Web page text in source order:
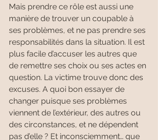
Mais prendre ce rôle est aussi une
manière de trouver un coupable à
ses problèmes, et ne pas prendre ses
responsabilités dans la situation. Il est
plus facile d’accuser les autres que
de remettre ses choix ou ses actes en
question. La victime trouve donc des
excuses. A quoi bon essayer de
changer puisque ses problèmes
viennent de l’extérieur, des autres ou
des circonstances, et ne dépendent
pas d’elle ? Et inconsciemment… que